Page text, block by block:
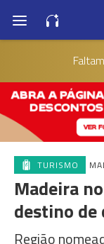
Faltam
TURISMO
Madeira
destino de
Região